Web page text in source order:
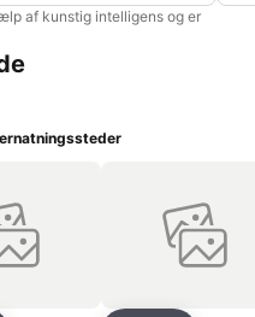
af kunstig intelligens og er